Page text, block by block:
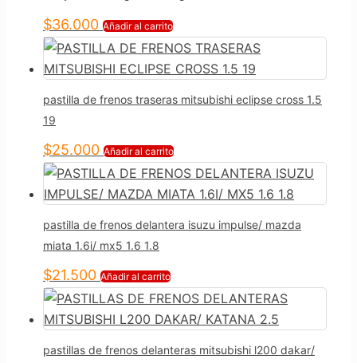
$36.000 Añadir al carrito
pastilla de frenos traseras mitsubishi eclipse cross 1.5
19
$25.000 Añadir al carrito
pastilla de frenos delantera isuzu impulse/ mazda
miata 1.6i/ mx5 1.6 1.8
$21.500 Añadir al carrito
pastillas de frenos delanteras mitsubishi l200 dakar/